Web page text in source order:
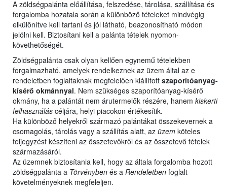
A zöldségpalánta előállítása, felszedése, tárolása, szállítása és
forgalomba hozatala során a különböző tételeket mindvégig
elkülönítve kell tartani és jól látható, beazonosítható módon
jelölni kell. Biztosítani kell a palánta tételek nyomon-
követhetőségét.
Zöldségpalánta csak olyan kellően egynemű tételekben
forgalmazható, amelyek rendelkeznek az üzem által az e
rendeletben foglaltaknak megfelelően kiállított szaporítóanyag-
kísérő okmánnyal. Nem szükséges szaporítóanyag-kísérő
okmány, ha a palántát nem árutermelők részére, hanem kiskerti
felhasználás céljára, helyi piacokon értékesítik.
Ha különböző helyekről származó palántákat összekevernek a
csomagolás, tárolás vagy a szállítás alatt, az üzem köteles
feljegyzést készíteni az összetevőkről és az összetevő tételek
származásáról.
Az üzemnek biztosítania kell, hogy az általa forgalomba hozott
zöldségpalánta a Törvényben és a Rendeletben foglalt
követelményeknek megfeleljen.